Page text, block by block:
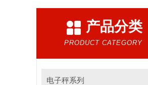
产品分类
PRODUCT CATEGORY
电子秤系列